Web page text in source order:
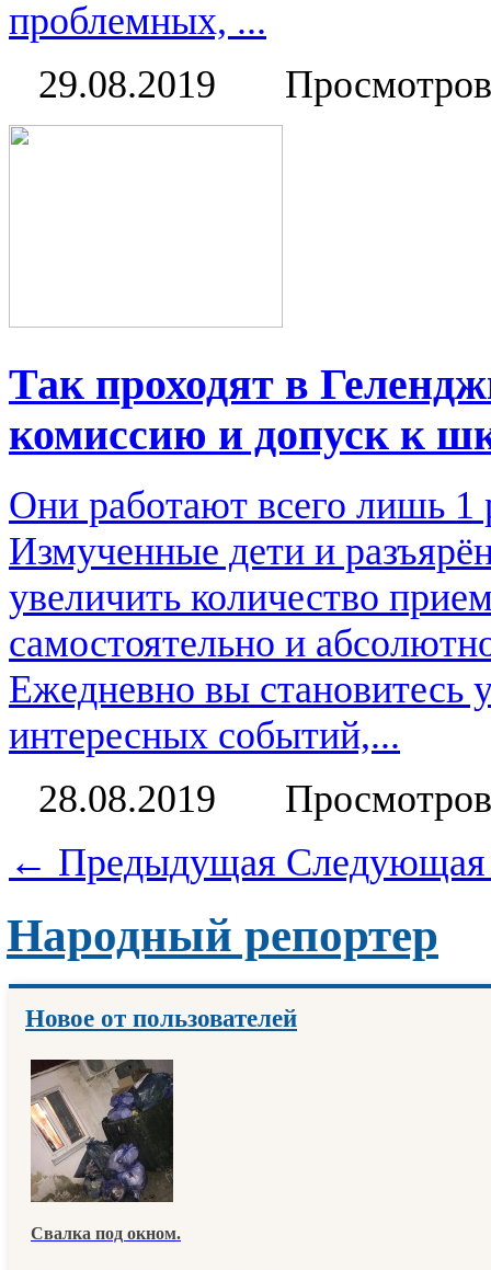
проблемных, ...
29.08.2019
Так проходят в
комиссию и допуск к
Они работают всего лишь 1
Измученные дети и
увеличить количество
самостоятельно и
Ежедневно вы становитесь
интересных событий,...
28.08.2019
← Предыдущая
Народный репортер
Новое от пользователей
Свалка под окном.